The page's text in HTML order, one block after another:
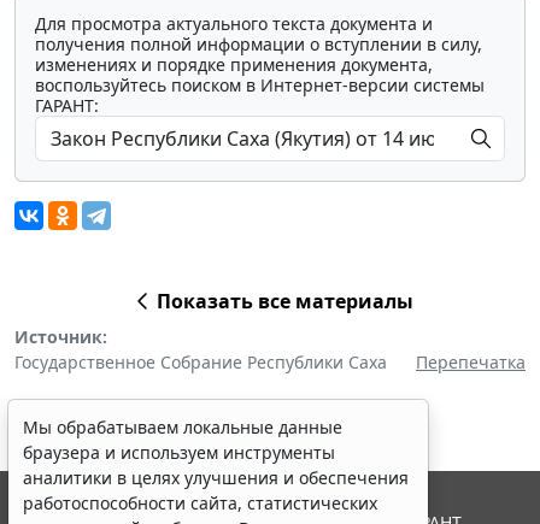
Для просмотра актуального текста документа и
получения полной информации о вступлении в силу,
изменениях и порядке применения документа,
воспользуйтесь поиском в Интернет-версии системы
ГАРАНТ:
Показать все материалы
Источник:
Государственное Собрание Республики Саха
Перепечатка
Мы обрабатываем локальные данные
браузера и используем инструменты
аналитики в целях улучшения и обеспечения
работоспособности сайта, статистических